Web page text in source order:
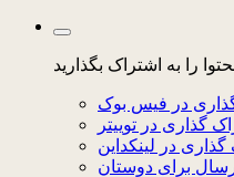
را به اشتراک بگذارید
در فیس بوک
گذاری در توییتر
گذاری در لینکداین
برای دوستان